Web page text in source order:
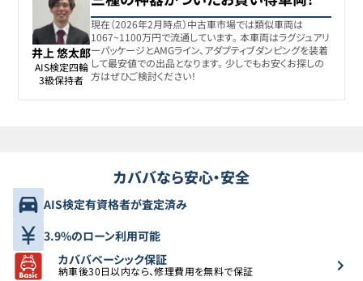
井上 悠太郎
AIS検定四輪
3級保持者
現在（2026年2月時点）中古車市場では類似車両は
1067~1100万円で流通しています。 本車両はラグジュアリ
ーパッケージとAMGライン、アダプティブダンピングを装着
して最安値での出品となります。 少しでもお安くお探しの
方はぜひご検討ください！
カババなら安心・安全
AIS検定有資格者が査定済み
3.9%のローン利用可能
カババベーシック保証
納車後30日以内なら、修理費用を無料で保証